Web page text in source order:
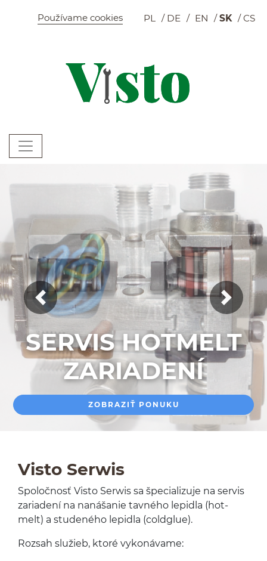
Szybkie menu
Používame cookies PL DE EN SK CS
Menu główne
Snímky — mobil
SERVIS HOTMELT
ZARIADENÍ
ZOBRAZIŤ PONUKU
SERVIS HOTMELT
ZARIADENÍ
ZOBRAZIŤ PONUKU
Poprzedni slajd
Visto Ser­wis
Spoločnosť Visto Ser­wis sa špe­cial­izuje na servis
zari­adení na nanášanie tavného lep­idla (hot­
melt) a stu­deného lep­idla (coldglue).
Rozsah služieb, ktoré vykonávame: